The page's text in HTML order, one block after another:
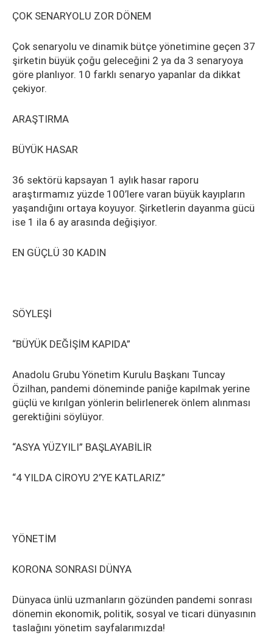
ÇOK SENARYOLU ZOR DÖNEM
Çok senaryolu ve dinamik bütçe yönetimine geçen 37
şirketin büyük çoğu geleceğini 2 ya da 3 senaryoya
göre planlıyor. 10 farklı senaryo yapanlar da dikkat
çekiyor.
ARAŞTIRMA
BÜYÜK HASAR
36 sektörü kapsayan 1 aylık hasar raporu
araştırmamız yüzde 100’lere varan büyük kayıpların
yaşandığını ortaya koyuyor. Şirketlerin dayanma gücü
ise 1 ila 6 ay arasında değişiyor.
EN GÜÇLÜ 30 KADIN
SÖYLEŞİ
“BÜYÜK DEĞİŞİM KAPIDA”
Anadolu Grubu Yönetim Kurulu Başkanı Tuncay
Özilhan, pandemi döneminde paniğe kapılmak yerine
güçlü ve kırılgan yönlerin belirlenerek önlem alınması
gerektiğini söylüyor.
“ASYA YÜZYILI” BAŞLAYABİLİR
“4 YILDA CİROYU 2’YE KATLARIZ”
YÖNETİM
KORONA SONRASI DÜNYA
Dünyaca ünlü uzmanların gözünden pandemi sonrası
dönemin ekonomik, politik, sosyal ve ticari dünyasının
taslağını yönetim sayfalarımızda!